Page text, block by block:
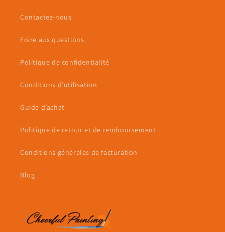
Contactez-nous
Foire aux questions
Politique de confidentialité
Conditions d’utilisation
Guide d’achat
Politique de retour et de remboursement
Conditions générales de facturation
Blog